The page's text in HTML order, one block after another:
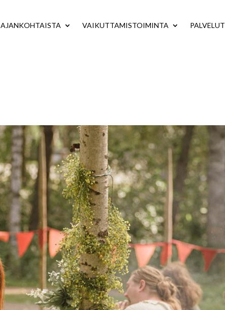
AJANKOHTAISTA VAIKUTTAMISTOIMINTA PALVELUT